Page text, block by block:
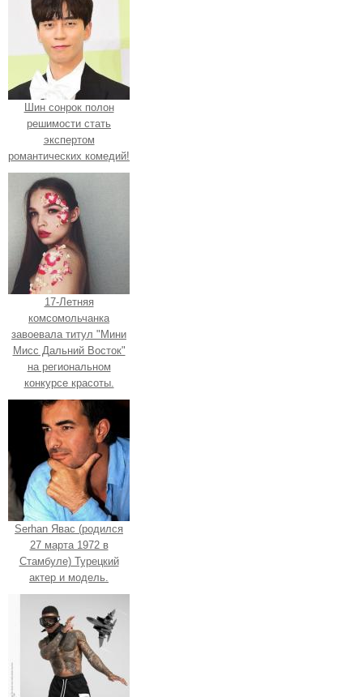
Шин сонрок полон
решимости стать
экспертом
романтических комедий!
17-Летняя
комсомольчанка
завоевала титул "Мини
Мисс Дальний Восток"
на региональном
конкурсе красоты.
Serhan Явас (родился
27 марта 1972 в
Стамбуле) Турецкий
актер и модель.